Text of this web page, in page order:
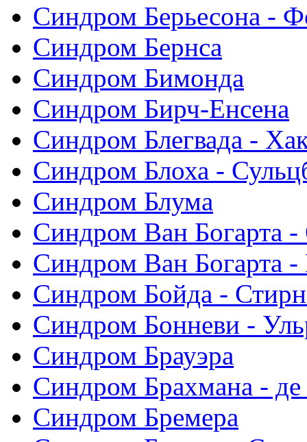
Синдром Берьесона -
Синдром Бернса
Синдром Бимонда
Синдром Бирч-Енсена
Синдром Блегвада -
Синдром Блоха -
Синдром Блума
Синдром Ван Богарта -
Синдром Ван Богарта
Синдром Бойда -
Синдром Бонневи -
Синдром Брауэра
Синдром Брахмана - де
Синдром Бремера